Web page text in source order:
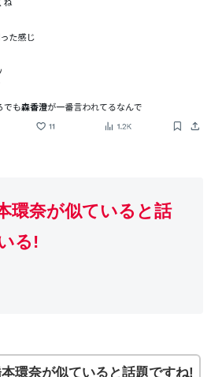
環奈が似ていると話
る!
環奈が似ていると話題ですね!